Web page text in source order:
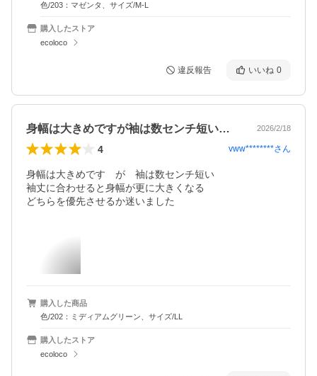
色/203：マゼンタ、サイズ/M-L
購入したストア
ecoloco
違反報告 いいね 0
身幅は大きめですが袖は数センチ短い袖丈… 2026/2/18
4 vww********さん
身幅は大きめです　が　袖は数センチ短い
袖丈に合わせると身幅が更に大きくなる
どちらを優先させるか迷いました
購入した商品
色/202：ミディアムグリーン、サイズ/LL
購入したストア
ecoloco